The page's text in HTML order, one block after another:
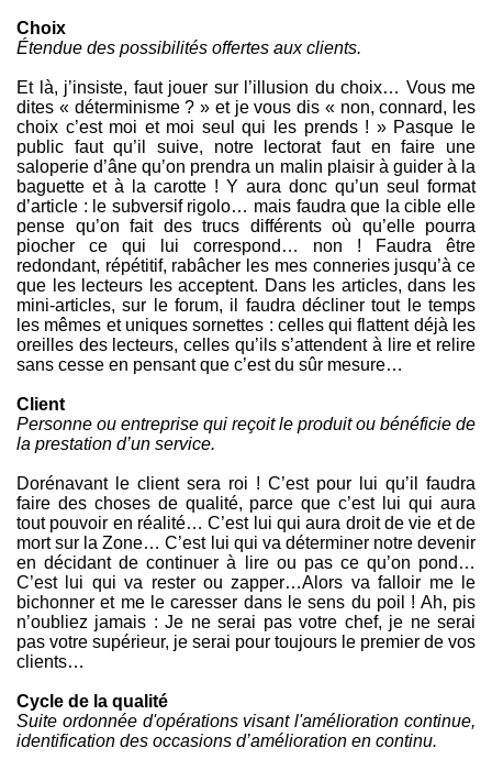
Choix
Étendue des possibilités offertes aux clients.
Et là, j’insiste, faut jouer sur l’illusion du choix… Vous me
dites « déterminisme ? » et je vous dis « non, connard, les
choix c’est moi et moi seul qui les prends ! » Pasque le
public faut qu’il suive, notre lectorat faut en faire une
saloperie d’âne qu’on prendra un malin plaisir à guider à la
baguette et à la carotte ! Y aura donc qu’un seul format
d’article : le subversif rigolo… mais faudra que la cible elle
pense qu’on fait des trucs différents où qu’elle pourra
piocher ce qui lui correspond… non ! Faudra être
redondant, répétitif, rabâcher les mes conneries jusqu’à ce
que les lecteurs les acceptent. Dans les articles, dans les
mini-articles, sur le forum, il faudra décliner tout le temps
les mêmes et uniques sornettes : celles qui flattent déjà les
oreilles des lecteurs, celles qu’ils s’attendent à lire et relire
sans cesse en pensant que c’est du sûr mesure…
Client
Personne ou entreprise qui reçoit le produit ou bénéficie de
la prestation d’un service.
Dorénavant le client sera roi ! C’est pour lui qu’il faudra
faire des choses de qualité, parce que c’est lui qui aura
tout pouvoir en réalité… C’est lui qui aura droit de vie et de
mort sur la Zone… C’est lui qui va déterminer notre devenir
en décidant de continuer à lire ou pas ce qu’on pond…
C’est lui qui va rester ou zapper…Alors va falloir me le
bichonner et me le caresser dans le sens du poil ! Ah, pis
n’oubliez jamais : Je ne serai pas votre chef, je ne serai
pas votre supérieur, je serai pour toujours le premier de vos
clients…
Cycle de la qualité
Suite ordonnée d'opérations visant l'amélioration continue,
identification des occasions d’amélioration en continu.